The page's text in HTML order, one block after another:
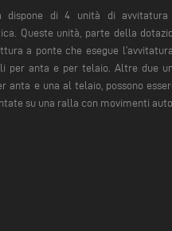
dispone di 4 unità di avvitatura
Queste unità, parte della
a ponte che esegue
per anta e per telaio. Altre due
anta e una al telaio, possono
su una ralla con movimenti